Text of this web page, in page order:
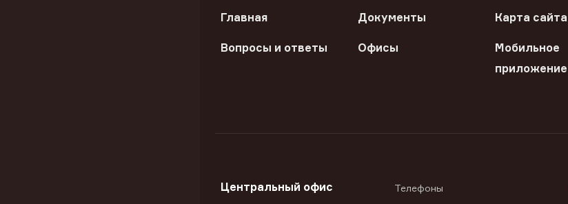
Главная Документы Карта сайта
Вопросы и ответы Офисы
Мобильное
приложение
Центральный офис Телефоны